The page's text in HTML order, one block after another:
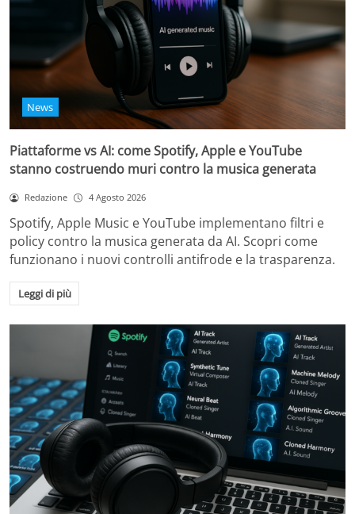
News
Piattaforme vs AI: come Spotify, Apple e YouTube
stanno costruendo muri contro la musica generata
Redazione 4 Agosto 2026
Spotify, Apple Music e YouTube implementano filtri e
policy contro la musica generata da AI. Scopri come
funzionano i nuovi controlli antifrode e la trasparenza.
Leggi di più